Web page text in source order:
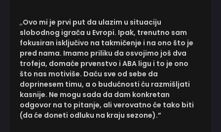
,,Ovo mi je prvi put da ulazim u situaciju
slobodnog igrača u Evropi. Ipak, trenutno sam
fokusiran isključivo na takmičenje i na ono što je
pred nama. Imamo priliku da osvojimo još dva
trofeja, domaće prvenstvo i ABA ligu i to je ono
što nas motiviše. Daću sve od sebe da
doprinesem timu, a o budućnosti ću razmišljati
kasnije. Ne mogu sada da dam konkretan
odgovor na to pitanje, ali verovatno će tako biti
(da će doneti odluku na kraju sezone).”